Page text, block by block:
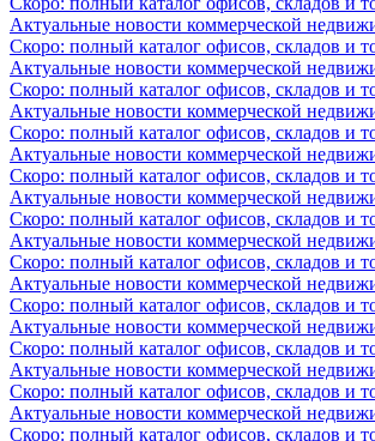
Актуальные новости коммерческой
Скоро: полный каталог офисов, складов и
Актуальные новости коммерческой
Скоро: полный каталог офисов, складов и
Актуальные новости коммерческой
Скоро: полный каталог офисов, складов и
Актуальные новости коммерческой
Скоро: полный каталог офисов, складов и
Актуальные новости коммерческой
Скоро: полный каталог офисов, складов и
Актуальные новости коммерческой
Скоро: полный каталог офисов, складов и
Актуальные новости коммерческой
Скоро: полный каталог офисов, складов и
Актуальные новости коммерческой
Скоро: полный каталог офисов, складов и
Актуальные новости коммерческой
Скоро: полный каталог офисов, складов и
Актуальные новости коммерческой
Скоро: полный каталог офисов, складов и